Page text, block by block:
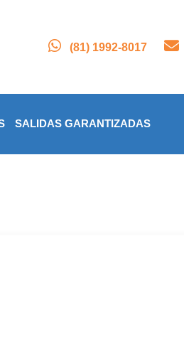
(81) 1992-8017
SALIDAS GARANTIZADAS